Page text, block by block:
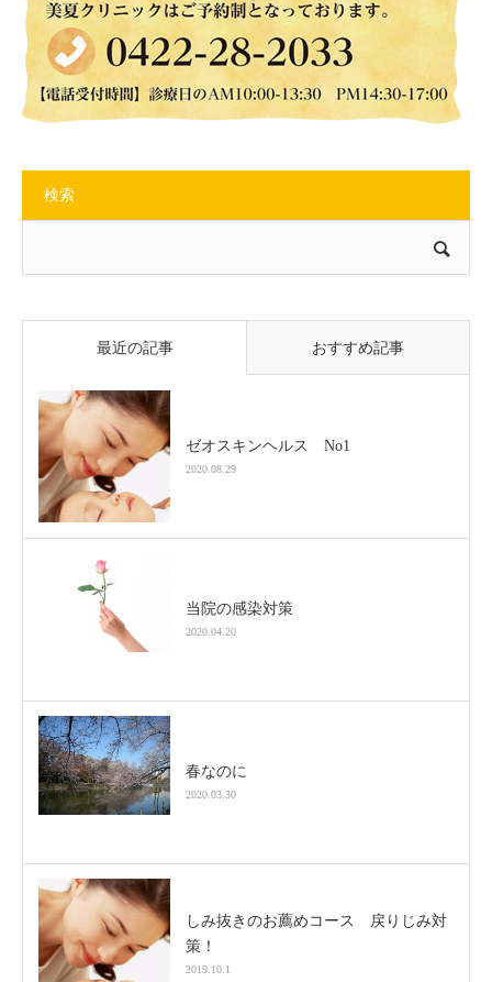
検索
最近の記事 おすすめ記事
ゼオスキンヘルス No1
2020.08.29
当院の感染対策
2020.04.20
春なのに
2020.03.30
しみ抜きのお薦めコース 戻りじみ対
策！
2019.10.1